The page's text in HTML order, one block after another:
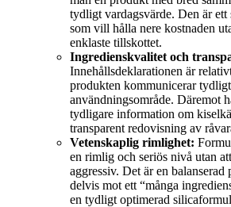
tydligt vardagsvärde. Den är
som vill hålla nere kostnaden
enklaste tillskottet.
Ingredienskvalitet och
Innehållsdeklarationen är
produkten kommunicerar
användningsområde. Däremot
tydligare information om
transparent redovisning av
Vetenskaplig rimlighet:
en rimlig och seriös nivå utan
aggressiv. Det är en
delvis mot ett “många
en tydligt optimerad